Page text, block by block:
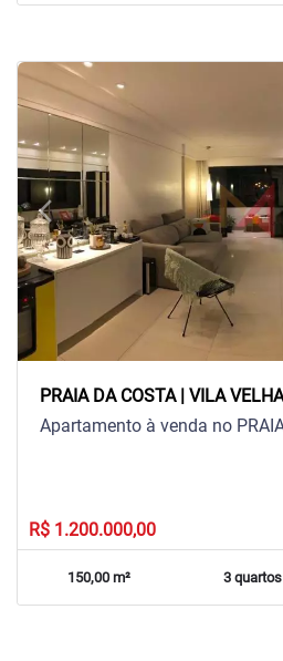
arrow_back_iosPrevious
PRAIA DA COSTA | VILA VELHA
Apartamento à venda no
R$ 1.200.000,00
150,00 m² 3 quartos